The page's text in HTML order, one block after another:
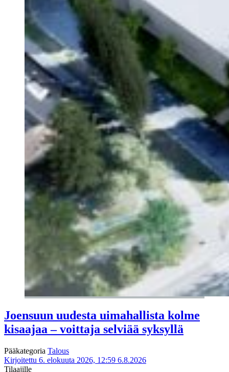
Joensuun uudesta uimahallista kolme
kisaajaa – voittaja selviää syksyllä
Pääkategoria Talous
Kirjoitettu 6. elokuuta 2026, 12:59 6.8.2026
Tilaajille